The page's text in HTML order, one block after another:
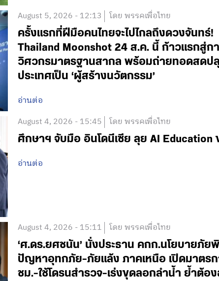
August 5, 2026 - 12:13 โดย พรรคเพื่อไทย
ครั้งแรกที่ฝีมือคนไทยจะไปไกลถึงดวงจันทร์
Thailand Moonshot 24 ส.ค. นี้ ก้าวแรกสู่
วิศวกรมาตรฐานสากล พร้อมถ่ายทอดสดป
ประเทศเป็น ‘ผู้สร้างนวัตกรรม’
อ่านต่อ
August 4, 2026 - 15:45 โดย พรรคเพื่อไทย
ศึกษาฯ จับมือ อินโดนีเซีย ลุย AI
อ่านต่อ
August 4, 2026 - 15:11 โดย พรรคเพื่อไทย
‘ศ.ดร.ยศชนัน’ นั่งประธาน คกก.นโยบายภั
ปัญหาอุทกภัย-ภัยแล้ง ภาคเหนือ เปิดมาตร
ชม.-ใช้โดรนสำรวจ-เร่งขุดลอกลำน้ำ ย้ำต้อ